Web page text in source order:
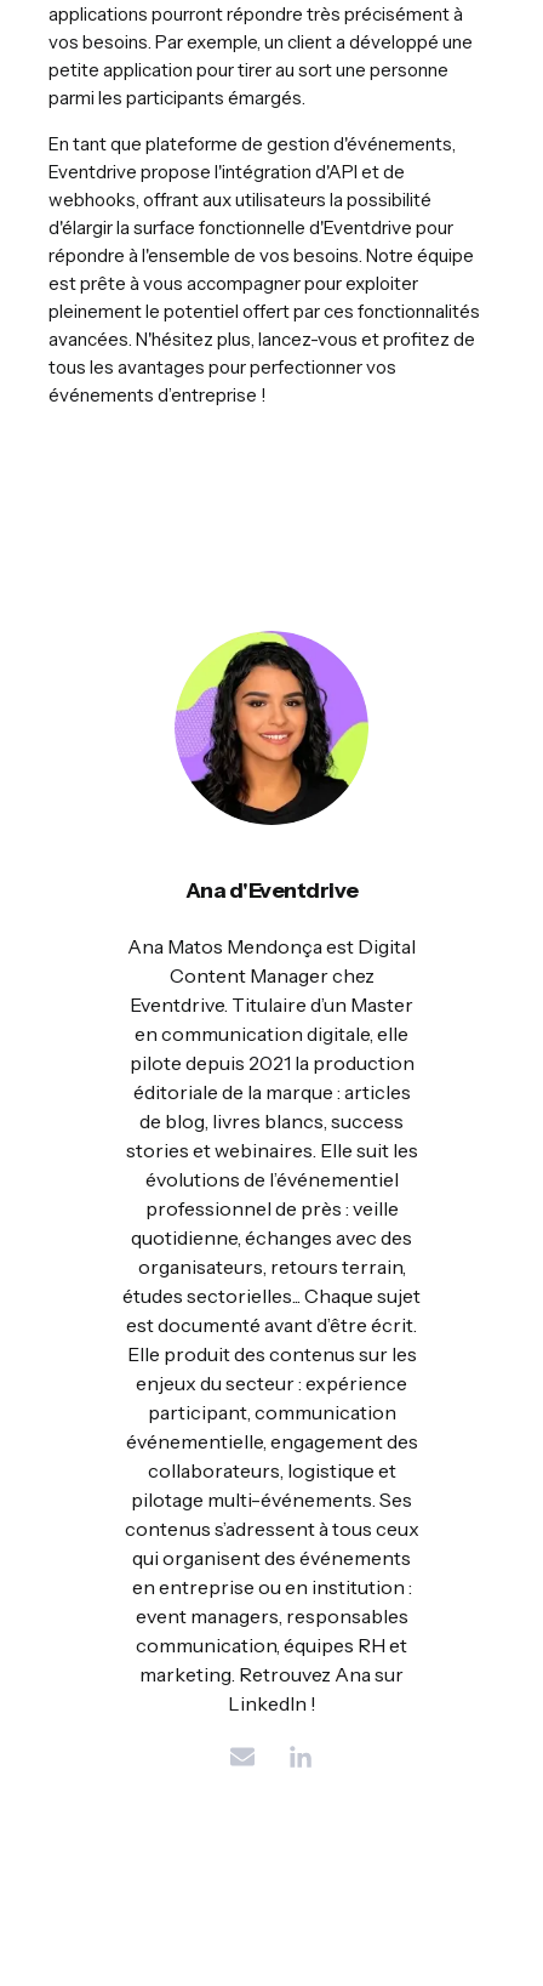
applications pourront répondre très précisément à
vos besoins. Par exemple, un client a développé une
petite application pour tirer au sort une personne
parmi les participants émargés.
En tant que plateforme de gestion d'événements,
Eventdrive propose l'intégration d'API et de
webhooks, offrant aux utilisateurs la possibilité
d'élargir la surface fonctionnelle d'Eventdrive pour
répondre à l'ensemble de vos besoins. Notre équipe
est prête à vous accompagner pour exploiter
pleinement le potentiel offert par ces fonctionnalités
avancées. N'hésitez plus, lancez-vous et profitez de
tous les avantages pour perfectionner vos
événements d’entreprise !
Ana d'Eventdrive
Ana Matos Mendonça est Digital
Content Manager chez
Eventdrive. Titulaire d’un Master
en communication digitale, elle
pilote depuis 2021 la production
éditoriale de la marque : articles
de blog, livres blancs, success
stories et webinaires. Elle suit les
évolutions de l’événementiel
professionnel de près : veille
quotidienne, échanges avec des
organisateurs, retours terrain,
études sectorielles... Chaque sujet
est documenté avant d’être écrit.
Elle produit des contenus sur les
enjeux du secteur : expérience
participant, communication
événementielle, engagement des
collaborateurs, logistique et
pilotage multi-événements. Ses
contenus s’adressent à tous ceux
qui organisent des événements
en entreprise ou en institution :
event managers, responsables
communication, équipes RH et
marketing. Retrouvez Ana sur
LinkedIn !